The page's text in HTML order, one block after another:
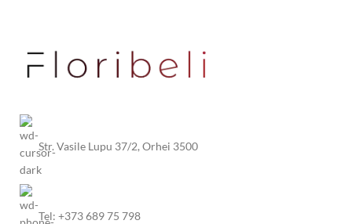
Str. Vasile Lupu 37/2, Orhei 3500
Tel: +373 689 75 798